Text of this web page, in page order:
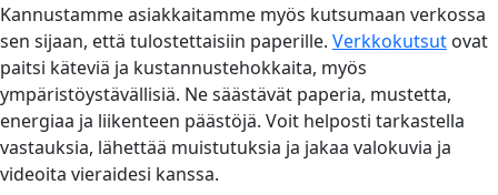
Kannustamme asiakkaitamme myös kutsumaan verkossa
sen sijaan, että tulostettaisiin paperille. Verkkokutsut ovat
paitsi käteviä ja kustannustehokkaita, myös
ympäristöystävällisiä. Ne säästävät paperia, mustetta,
energiaa ja liikenteen päästöjä. Voit helposti tarkastella
vastauksia, lähettää muistutuksia ja jakaa valokuvia ja
videoita vieraidesi kanssa.